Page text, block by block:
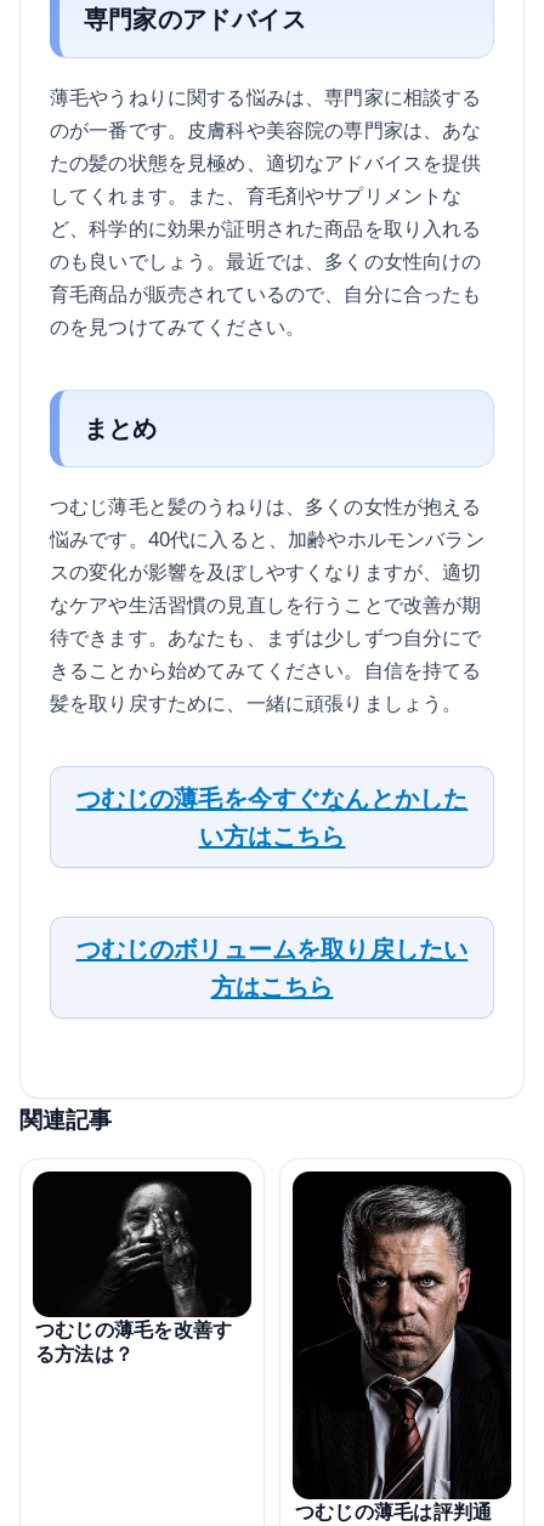
専門家のアドバイス
薄毛やうねりに関する悩みは、専門家に相談する
のが一番です。皮膚科や美容院の専門家は、あな
たの髪の状態を見極め、適切なアドバイスを提供
してくれます。また、育毛剤やサプリメントな
ど、科学的に効果が証明された商品を取り入れる
のも良いでしょう。最近では、多くの女性向けの
育毛商品が販売されているので、自分に合ったも
のを見つけてみてください。
まとめ
つむじ薄毛と髪のうねりは、多くの女性が抱える
悩みです。40代に入ると、加齢やホルモンバラン
スの変化が影響を及ぼしやすくなりますが、適切
なケアや生活習慣の見直しを行うことで改善が期
待できます。あなたも、まずは少しずつ自分にで
きることから始めてみてください。自信を持てる
髪を取り戻すために、一緒に頑張りましょう。
つむじの薄毛を今すぐなんとかした
い方はこちら
つむじのボリュームを取り戻したい
方はこちら
関連記事
つむじの薄毛を改善す
る方法は？
つむじの薄毛は評判通